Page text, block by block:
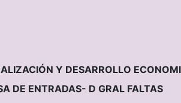
Y DESARROLLO
DE ENTRADAS- D GRAL FALTAS